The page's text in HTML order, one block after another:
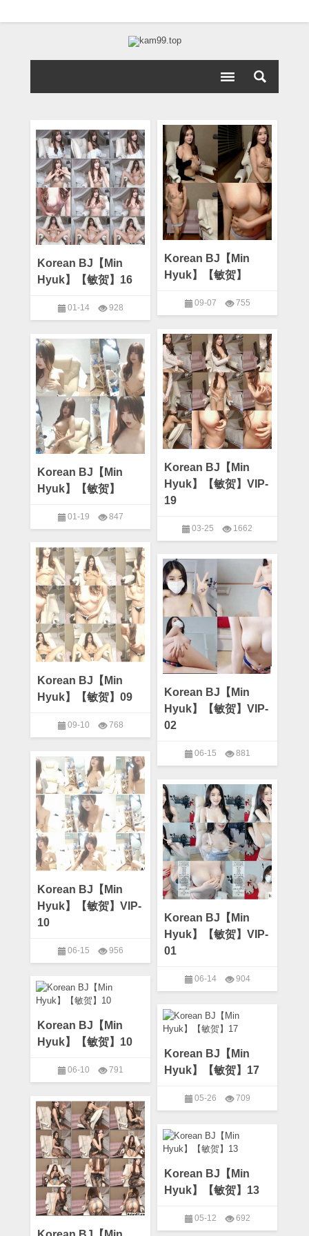
Korean BJ【Min
Hyuk】【敏贺】16
01-14
928
Korean
BJ【Min
Hyuk】
【敏
贺】
16
Korean BJ,Min Hyuk
Korean BJ【Min
Hyuk】【敏贺】
09-07
755
Korean
BJ【Min
Hyuk】
【敏
贺】
Korean BJ,Min Hyuk
Korean BJ【Min
Hyuk】【敏贺】VIP-
19
03-25
1662
Korean
BJ【Min
Hyuk】
【敏
VIP-
19
Korean BJ,Min Hyuk
Korean BJ【Min
Hyuk】【敏贺】
01-19
847
Korean
BJ【Min
Hyuk】
【敏
贺】
Korean BJ,Min Hyuk
Korean BJ【Min
Hyuk】【敏贺】09
09-10
768
Korean
BJ【Min
Hyuk】
【敏
贺】
09
Korean BJ,Min Hyuk
Korean BJ【Min
Hyuk】【敏贺】VIP-
02
06-15
881
Korean
BJ【Min
Hyuk】
【敏
贺】
VIP-
02
Korean BJ,Min Hyuk
Korean BJ【Min
Hyuk】【敏贺】VIP-
10
06-15
956
贺】
VIP-
Korean BJ【Min
Hyuk】【敏贺】VIP-
01
06-14
904
贺】
VIP-
Korean BJ【Min
Hyuk】【敏贺】10
06-10
791
Korean
BJ【Min
Hyuk】
【敏
贺】
10
Korean BJ,Min Hyuk
Korean BJ【Min
Hyuk】【敏贺】17
05-26
709
贺】
17
Korean BJ【Min
Hyuk】【敏贺】13
05-12
692